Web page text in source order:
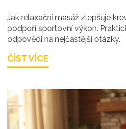
Jak relaxační masáž zlepšuje
podpoří sportovní výkon.
odpovědi na nejčastější otázky.
ČÍST VÍCE